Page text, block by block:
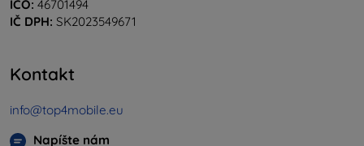
IČO: 46701494
IČ DPH: SK2023549671
Kontakt
info@top4mobile.eu
Napíšte nám